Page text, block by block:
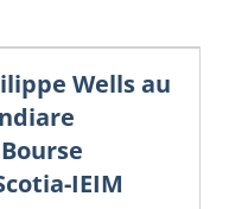
Wells au
IEIM